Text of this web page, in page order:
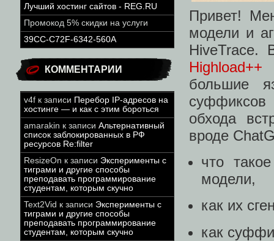
Лучший хостинг сайтов - REG.RU
Промокод 5% скидки на услуги
39CC-C72F-6342-560A
КОММЕНТАРИИ
v4f к записи Перебор IP-адресов на
хостинге — и как с этим бороться
amarakin к записи Альтернативный
список заблокированных в РФ
ресурсов Re:filter
ResizeOn к записи Эксперименты с
тиграми и другие способы
преподавать программирование
студентам, которым скучно
Text2Vid к записи Эксперименты с
тиграми и другие способы
преподавать программирование
студентам, которым скучно
Привет!
модели и
HiveTrace.
Highload++
большие
обхода
вроде
что
модели,
как их
как